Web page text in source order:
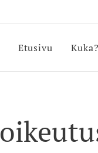
Etusivu Kuka?